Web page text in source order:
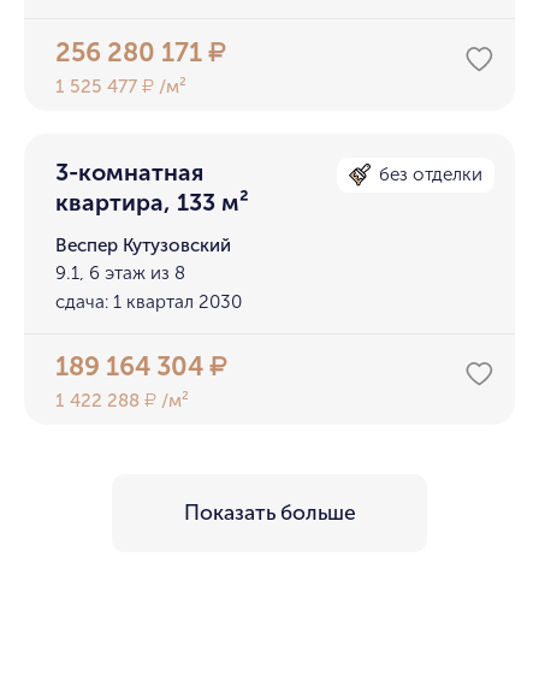
256 280 171₽
1 525 477₽ /м²
3-комнатная
квартира, 133 м²
без отделки
Веспер Кутузовский
9.1, 6 этаж из 8
сдача: 1 квартал 2030
189 164 304₽
1 422 288₽ /м²
Показать больше